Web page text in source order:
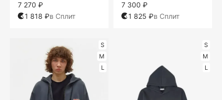
7 270 ₽
1 818 ₽в Сплит
7 300 ₽
1 825 ₽в Сплит
S
M
L
S
M
L